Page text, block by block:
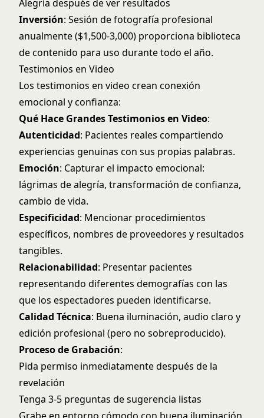
Alegría después de ver resultados
Inversión: Sesión de fotografía profesional
anualmente ($1,500-3,000) proporciona biblioteca
de contenido para uso durante todo el año.
Testimonios en Video
Los testimonios en video crean conexión
emocional y confianza:
Qué Hace Grandes Testimonios en Video:
Autenticidad: Pacientes reales compartiendo
experiencias genuinas con sus propias palabras.
Emoción: Capturar el impacto emocional:
lágrimas de alegría, transformación de confianza,
cambio de vida.
Especificidad: Mencionar procedimientos
específicos, nombres de proveedores y resultados
tangibles.
Relacionabilidad: Presentar pacientes
representando diferentes demografías con las
que los espectadores pueden identificarse.
Calidad Técnica: Buena iluminación, audio claro y
edición profesional (pero no sobreproducido).
Proceso de Grabación:
Pida permiso inmediatamente después de la
revelación
Tenga 3-5 preguntas de sugerencia listas